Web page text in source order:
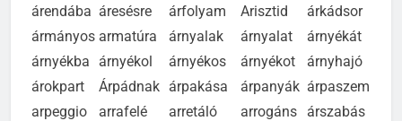
árendába áresésre árfolyam Arisztid
árkádsor
ármányos armatúra árnyalak árnyalat
árnyékát
árnyékba
árnyékol árnyékos árnyékot
árnyhajó
árokpart
Árpádnak árpakása árpanyák árpaszem
arpeggio
arrafelé arretáló arrogáns
árszabás